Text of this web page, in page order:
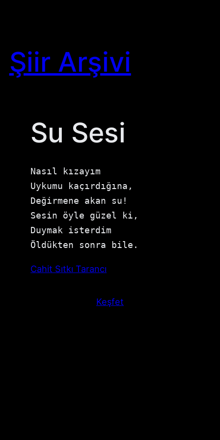
Şiir Arşivi
Su Sesi
Nasıl kızayım
Uykumu kaçırdığına,
Değirmene akan su!
Sesin öyle güzel ki,
Duymak isterdim
Öldükten sonra bile.
Cahit Sıtkı Tarancı
Keşfet